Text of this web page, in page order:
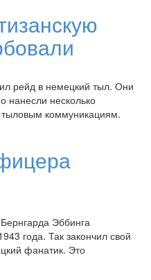
рейд в немецкий тыл. Они
нанесли несколько
коммуникациям.
Эббинга
года. Так закончил свой
фанатик. Это